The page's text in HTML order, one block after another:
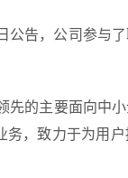
公告，公司参与
先的主要面向中
，致力于为用户